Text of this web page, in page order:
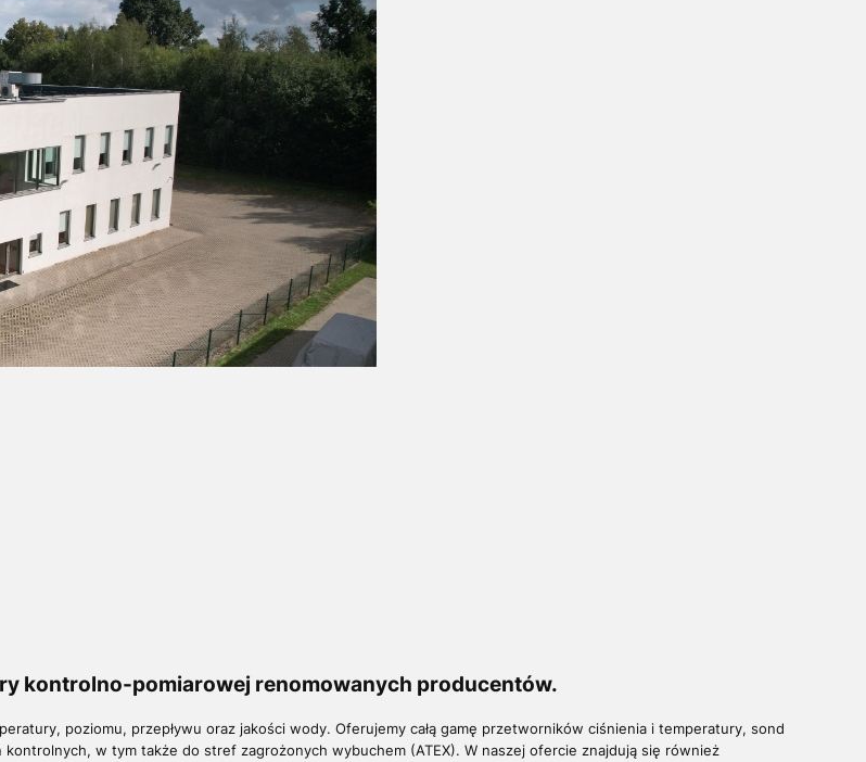
kontrolno-pomiarowej renomowanych producentów.
poziomu, przepływu oraz jakości wody. Oferujemy całą gamę przetworników ciśnienia i temperatury, sond
w tym także do stref zagrożonych wybuchem (ATEX). W naszej ofercie znajdują się również